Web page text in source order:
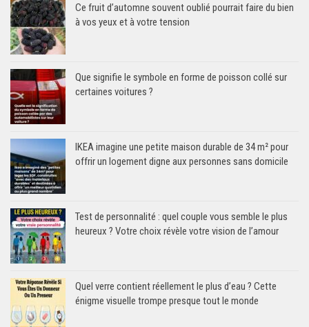
Ce fruit d’automne souvent oublié pourrait faire du bien
à vos yeux et à votre tension
Que signifie le symbole en forme de poisson collé sur
certaines voitures ?
IKEA imagine une petite maison durable de 34 m² pour
offrir un logement digne aux personnes sans domicile
Test de personnalité : quel couple vous semble le plus
heureux ? Votre choix révèle votre vision de l’amour
Quel verre contient réellement le plus d’eau ? Cette
énigme visuelle trompe presque tout le monde